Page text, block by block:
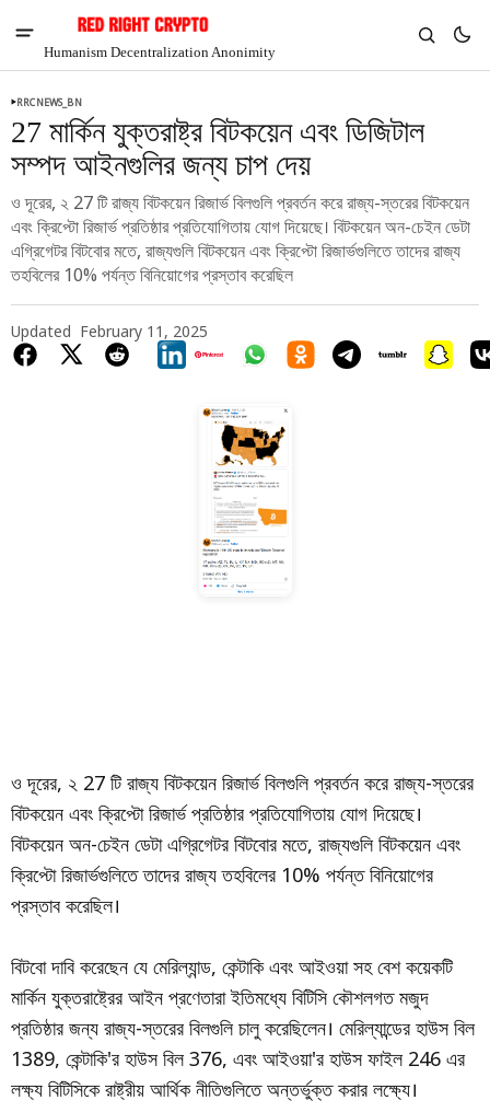
Humanism Decentralization Anonimity
RRCNEWS_BN
27 মার্কিন যুক্তরাষ্ট্র বিটকয়েন এবং ডিজিটাল
সম্পদ আইনগুলির জন্য চাপ দেয়
ও দূরের, ২ 27 টি রাজ্য বিটকয়েন রিজার্ভ বিলগুলি প্রবর্তন করে রাজ্য-স্তরের বিটকয়েন
এবং ক্রিপ্টো রিজার্ভ প্রতিষ্ঠার প্রতিযোগিতায় যোগ দিয়েছে। বিটকয়েন অন-চেইন ডেটা
এগ্রিগেটর বিটবোর মতে, রাজ্যগুলি বিটকয়েন এবং ক্রিপ্টো রিজার্ভগুলিতে তাদের রাজ্য
তহবিলের 10% পর্যন্ত বিনিয়োগের প্রস্তাব করেছিল
Updated February 11, 2025
ও দূরের, ২ 27 টি রাজ্য বিটকয়েন রিজার্ভ বিলগুলি প্রবর্তন করে রাজ্য-স্তরের
বিটকয়েন এবং ক্রিপ্টো রিজার্ভ প্রতিষ্ঠার প্রতিযোগিতায় যোগ দিয়েছে।
বিটকয়েন অন-চেইন ডেটা এগ্রিগেটর বিটবোর মতে, রাজ্যগুলি বিটকয়েন এবং
ক্রিপ্টো রিজার্ভগুলিতে তাদের রাজ্য তহবিলের 10% পর্যন্ত বিনিয়োগের
প্রস্তাব করেছিল।
বিটবো দাবি করেছেন যে মেরিল্যান্ড, কেন্টাকি এবং আইওয়া সহ বেশ কয়েকটি
মার্কিন যুক্তরাষ্ট্রের আইন প্রণেতারা ইতিমধ্যে বিটিসি কৌশলগত মজুদ
প্রতিষ্ঠার জন্য রাজ্য-স্তরের বিলগুলি চালু করেছিলেন। মেরিল্যান্ডের হাউস বিল
1389, কেন্টাকি'র হাউস বিল 376, এবং আইওয়া'র হাউস ফাইল 246 এর
লক্ষ্য বিটিসিকে রাষ্ট্রীয় আর্থিক নীতিগুলিতে অন্তর্ভুক্ত করার লক্ষ্যে।